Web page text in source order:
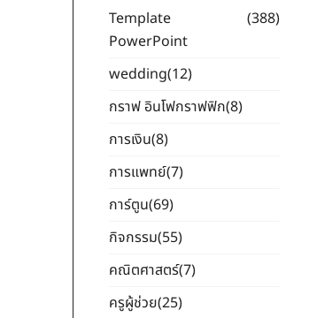
Template
PowerPoint
(388)
wedding(12)
กราฟ อินโฟกราฟฟิก(8)
การเงิน(8)
การแพทย์(7)
การ์ตูน(69)
กิจกรรม(55)
คณิตศาสตร์(7)
ครูผู้ช่วย(25)